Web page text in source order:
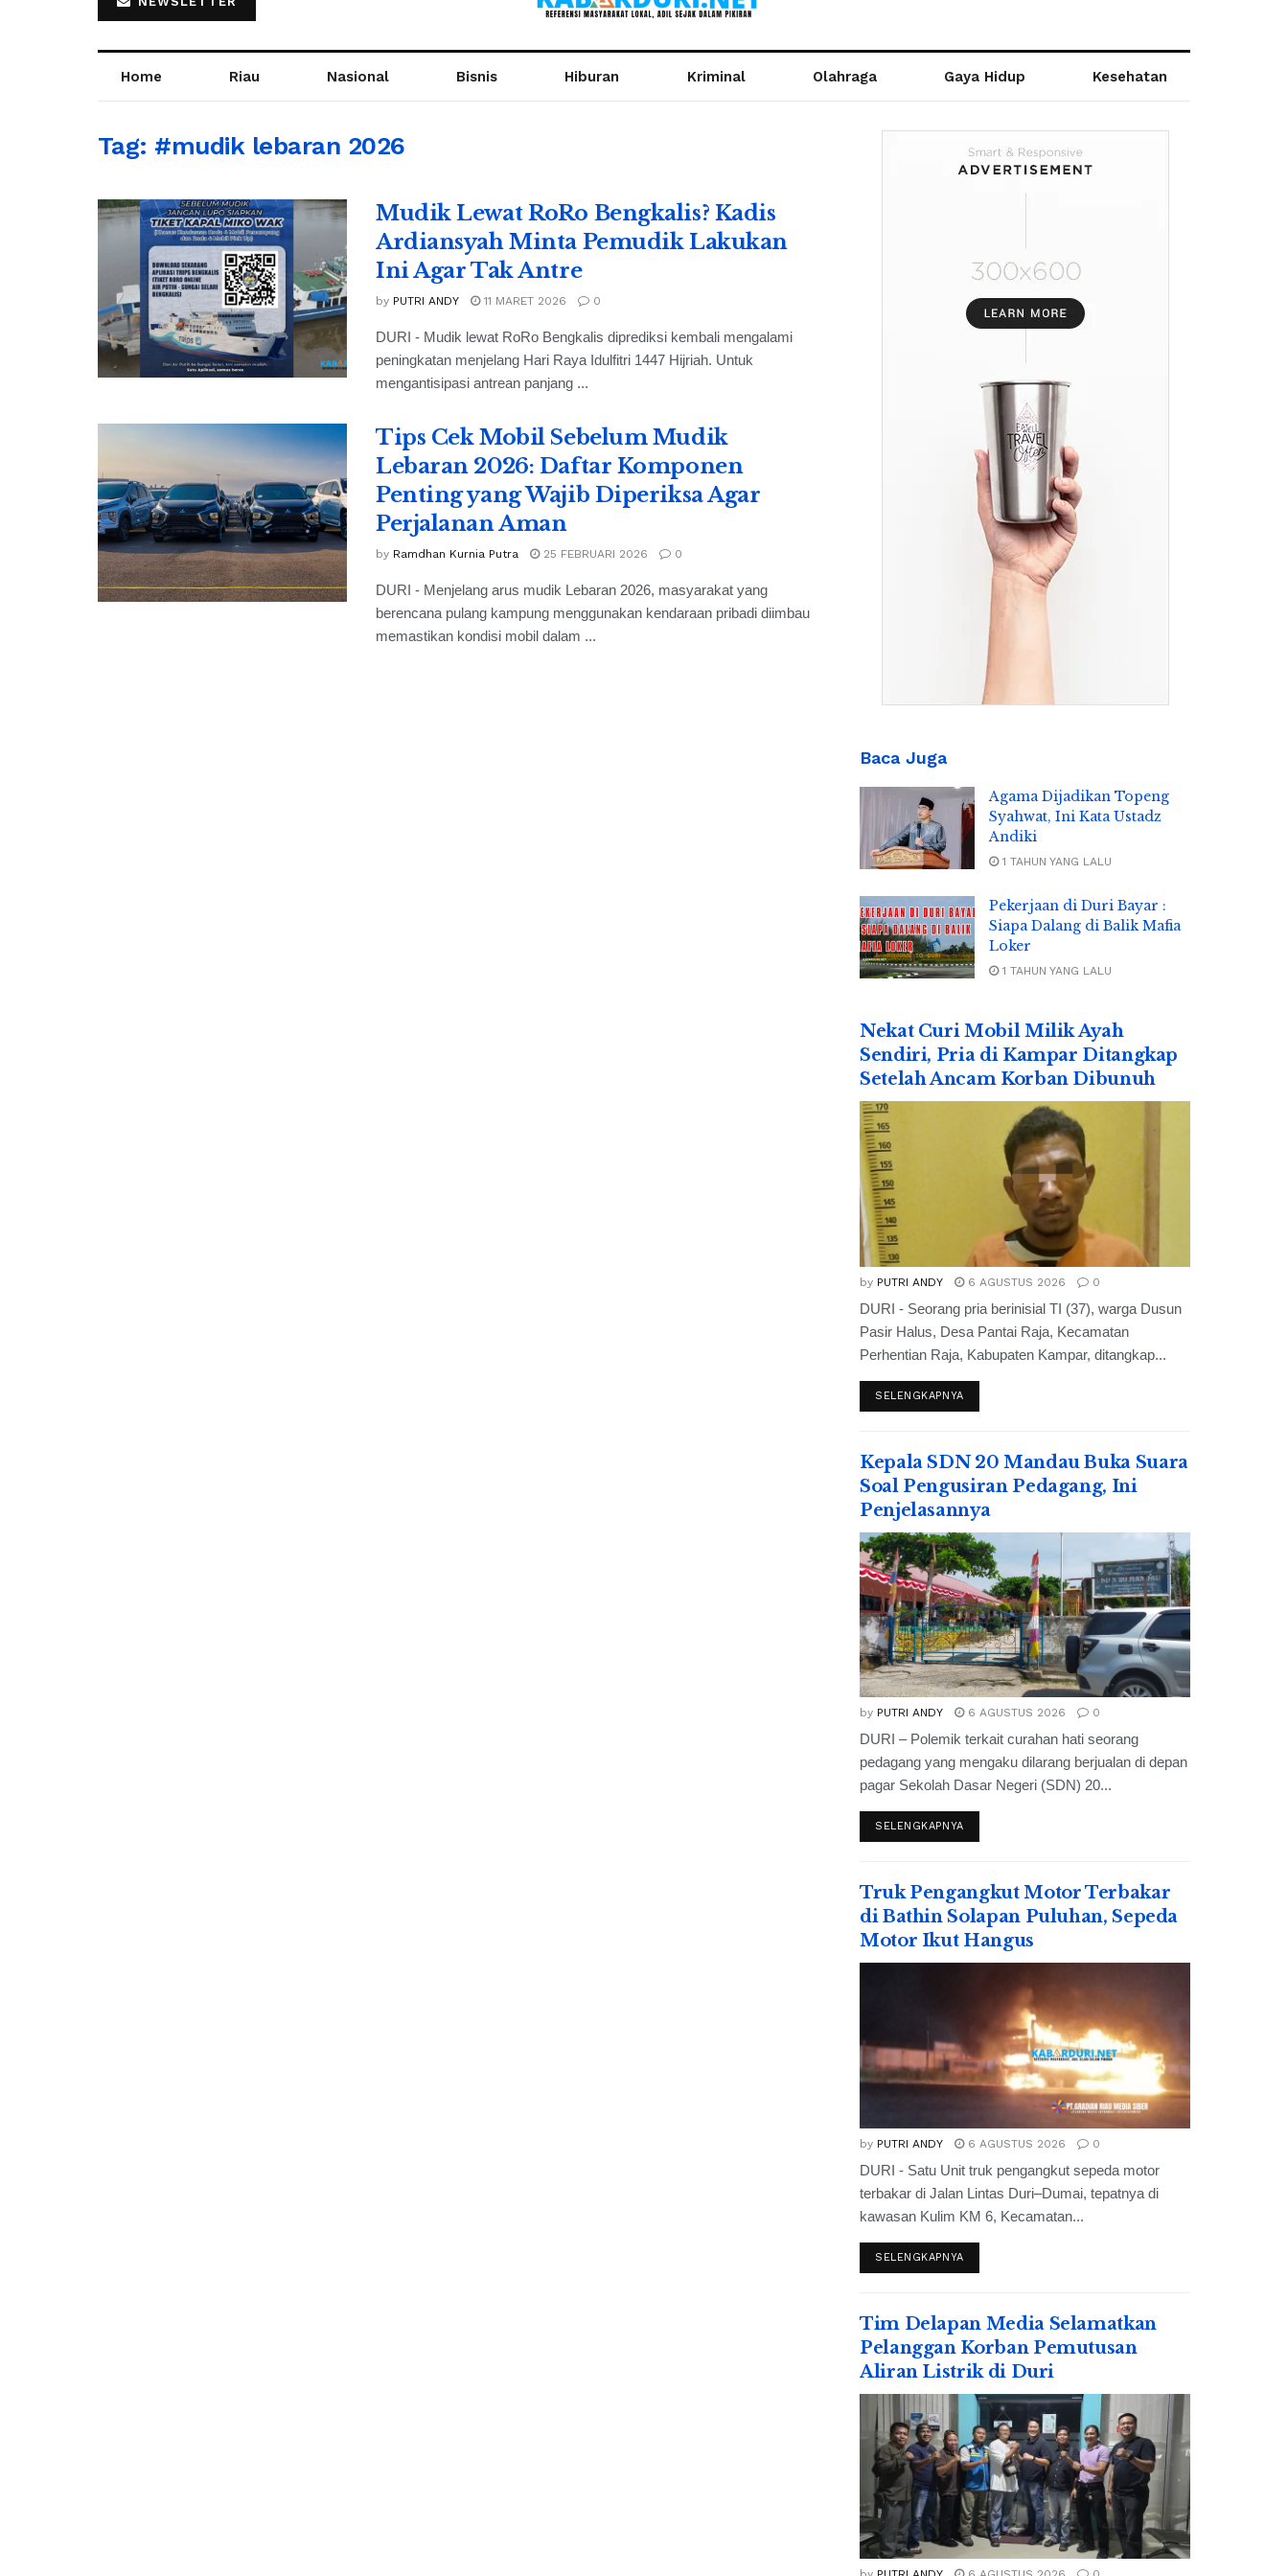
Home Riau Nasional Bisnis Hiburan Kriminal Olahraga Gaya Hidup Kesehatan
Tag: #mudik lebaran 2026
Mudik Lewat RoRo Bengkalis? Kadis
Ardiansyah Minta Pemudik Lakukan
Ini Agar Tak Antre
by PUTRI ANDY 11 MARET 2026 0
DURI - Mudik lewat RoRo Bengkalis diprediksi kembali mengalami
peningkatan menjelang Hari Raya Idulfitri 1447 Hijriah. Untuk
mengantisipasi antrean panjang ...
Tips Cek Mobil Sebelum Mudik
Lebaran 2026: Daftar Komponen
Penting yang Wajib Diperiksa Agar
Perjalanan Aman
by Ramdhan Kurnia Putra 25 FEBRUARI 2026 0
DURI - Menjelang arus mudik Lebaran 2026, masyarakat yang
berencana pulang kampung menggunakan kendaraan pribadi diimbau
memastikan kondisi mobil dalam ...
Baca Juga
Agama Dijadikan Topeng
Syahwat, Ini Kata Ustadz
Andiki
1 TAHUN YANG LALU
Pekerjaan di Duri Bayar :
Siapa Dalang di Balik Mafia
Loker
1 TAHUN YANG LALU
Nekat Curi Mobil Milik Ayah
Sendiri, Pria di Kampar Ditangkap
Setelah Ancam Korban Dibunuh
by PUTRI ANDY 6 AGUSTUS 2026 0
DURI - Seorang pria berinisial TI (37), warga Dusun
Pasir Halus, Desa Pantai Raja, Kecamatan
Perhentian Raja, Kabupaten Kampar, ditangkap...
SELENGKAPNYA
Kepala SDN 20 Mandau Buka Suara
Soal Pengusiran Pedagang, Ini
Penjelasannya
by PUTRI ANDY 6 AGUSTUS 2026 0
DURI – Polemik terkait curahan hati seorang
pedagang yang mengaku dilarang berjualan di depan
pagar Sekolah Dasar Negeri (SDN) 20...
SELENGKAPNYA
Truk Pengangkut Motor Terbakar
di Bathin Solapan Puluhan, Sepeda
Motor Ikut Hangus
by PUTRI ANDY 6 AGUSTUS 2026 0
DURI - Satu Unit truk pengangkut sepeda motor
terbakar di Jalan Lintas Duri–Dumai, tepatnya di
kawasan Kulim KM 6, Kecamatan...
SELENGKAPNYA
Tim Delapan Media Selamatkan
Pelanggan Korban Pemutusan
Aliran Listrik di Duri